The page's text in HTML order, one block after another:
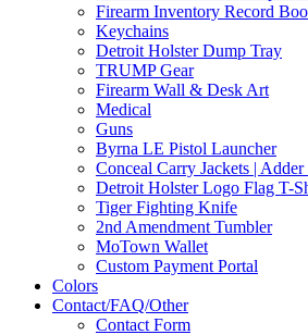
Firearm Inventory Record
Keychains
Detroit Holster Dump Tray
TRUMP Gear
Firearm Wall & Desk Art
Medical
Guns
Byrna LE Pistol Launcher
Conceal Carry Jackets |
Detroit Holster Logo Flag T-
Tiger Fighting Knife
2nd Amendment Tumbler
MoTown Wallet
Custom Payment Portal
Colors
Contact/FAQ/Other
Contact Form